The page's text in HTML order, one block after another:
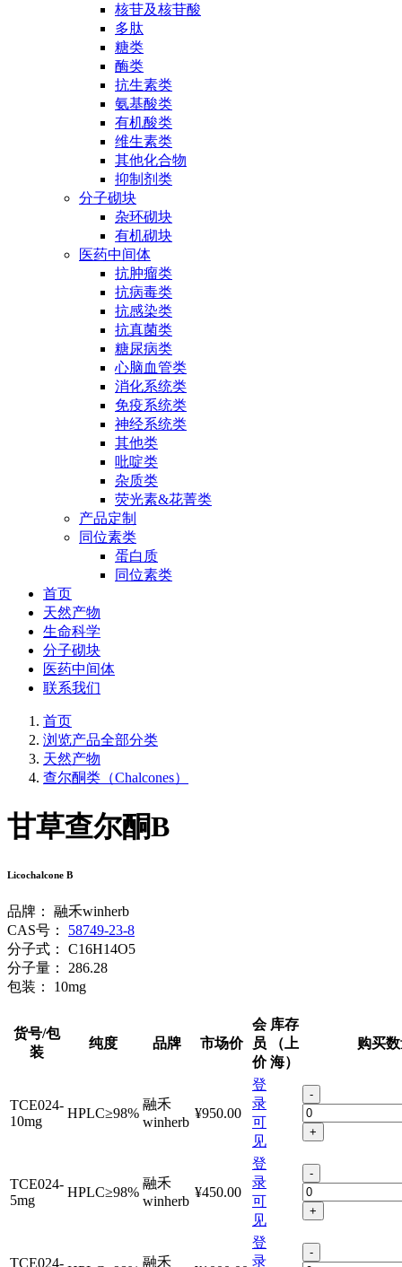
核苷及核苷酸
多肽
糖类
酶类
抗生素类
氨基酸类
有机酸类
维生素类
其他化合物
抑制剂类
分子砌块
杂环砌块
有机砌块
医药中间体
抗肿瘤类
抗病毒类
抗感染类
抗真菌类
糖尿病类
心脑血管类
消化系统类
免疫系统类
神经系统类
其他类
吡啶类
杂质类
荧光素&花菁类
产品定制
同位素类
蛋白质
同位素类
首页
天然产物
生命科学
分子砌块
医药中间体
联系我们
首页
浏览产品全部分类
天然产物
查尔酮类（Chalcones）
甘草查尔酮B
Licochalcone B
品牌：
融禾winherb
CAS号：
58749-23-8
分子式：
C16H14O5
分子量：
286.28
包装：
10mg
货号/包
装
纯度 品牌 市场价
会
员
价
库存
（上
海）
购买
TCE024-
10mg
HPLC≥98%
融禾
winherb
¥950.00
登
录
可
见
-
+
TCE024-
5mg
HPLC≥98%
融禾
winherb
¥450.00
登
录
可
见
-
+
TCE024- 融禾
登
录
-